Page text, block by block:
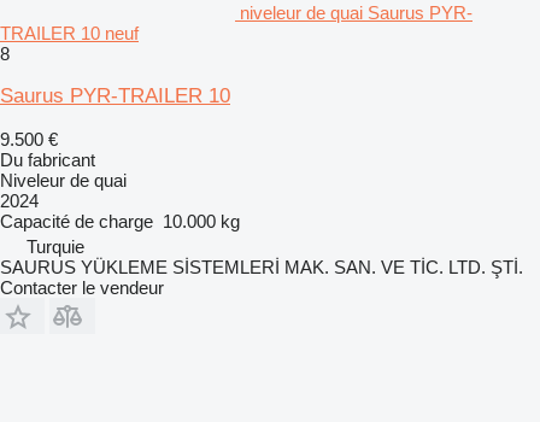
niveleur de quai Saurus PYR-
TRAILER 10 neuf
8
Saurus PYR-TRAILER 10
9.500 €
Du fabricant
Niveleur de quai
2024
Capacité de charge 10.000 kg
Turquie
SAURUS YÜKLEME SİSTEMLERİ MAK. SAN. VE TİC. LTD. ŞTİ.
Contacter le vendeur